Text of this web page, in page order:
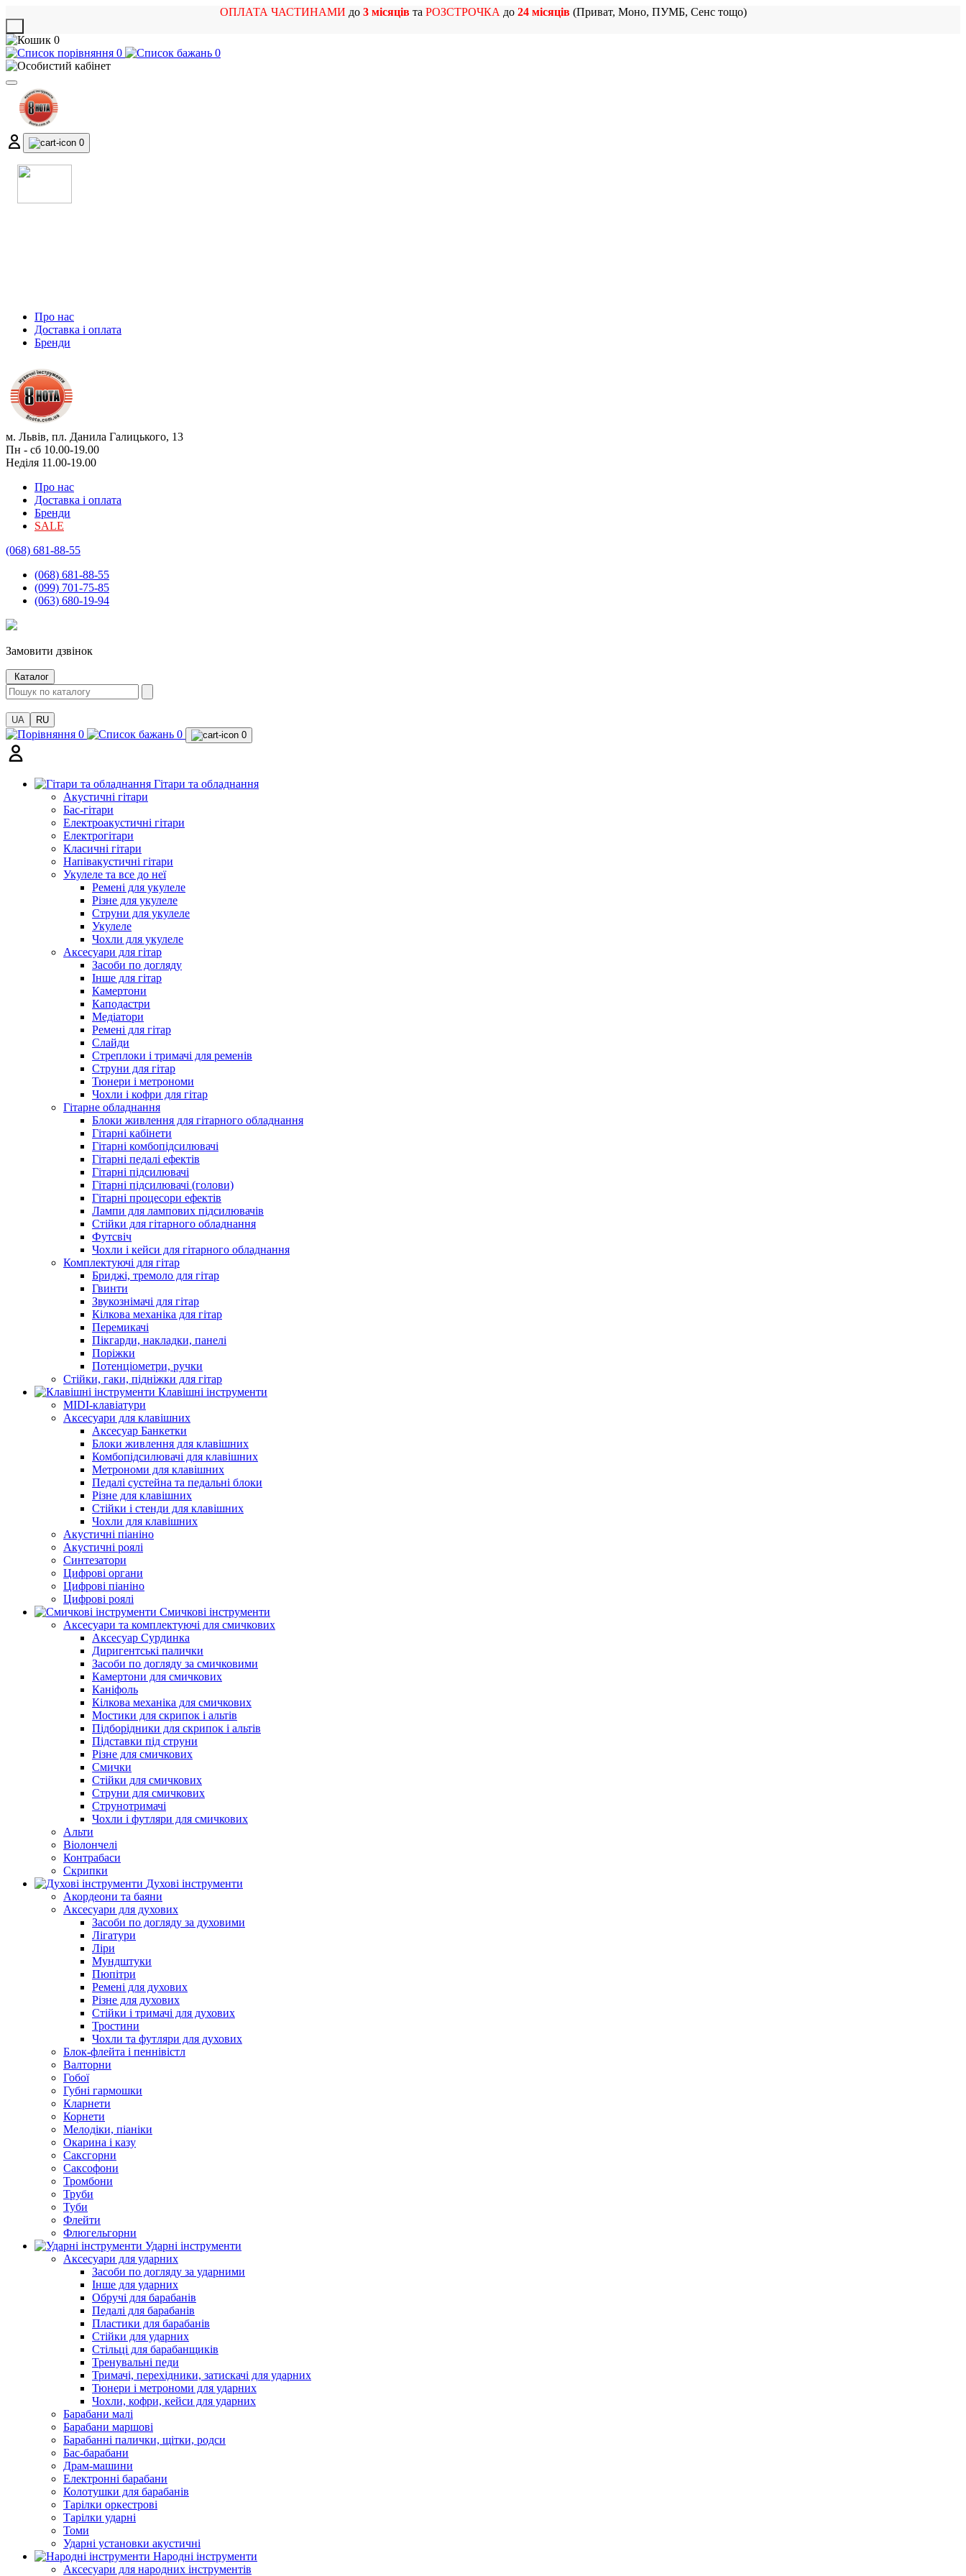
ОПЛАТА ЧАСТИНАМИ до 3 місяцівта РОЗСТРОЧКА до 24 місяців(Приват, Моно, ПУМБ, Сенс тощо)
0
0
0
0
Про нас
Доставка і оплата
Бренди
м. Львів, пл. Данила Галицького, 13
Пн - сб 10.00-19.00
Неділя 11.00-19.00
Про нас
Доставка і оплата
Бренди
SALE
(068) 681-88-55
(068) 681-88-55
(099) 701-75-85
(063) 680-19-94
Замовити дзвінок
Каталог
UA RU
0 0 0
Гітари та обладнання
Акустичні гітари
Бас-гітари
Електроакустичні гітари
Електрогітари
Класичні гітари
Напівакустичні гітари
Укулеле та все до неї
Ремені для укулеле
Різне для укулеле
Струни для укулеле
Укулеле
Чохли для укулеле
Аксесуари для гітар
Засоби по догляду
Інше для гітар
Камертони
Каподастри
Медіатори
Ремені для гітар
Слайди
Стреплоки і тримачі для ременів
Струни для гітар
Тюнери і метрономи
Чохли і кофри для гітар
Гітарне обладнання
Блоки живлення для гітарного обладнання
Гітарні кабінети
Гітарні комбопідсилювачі
Гітарні педалі ефектів
Гітарні підсилювачі
Гітарні підсилювачі (голови)
Гітарні процесори ефектів
Лампи для лампових підсилювачів
Стійки для гітарного обладнання
Футсвіч
Чохли і кейси для гітарного обладнання
Комплектуючі для гітар
Бриджі, тремоло для гітар
Гвинти
Звукознімачі для гітар
Кілкова механіка для гітар
Перемикачі
Пікгарди, накладки, панелі
Поріжки
Потенціометри, ручки
Стійки, гаки, підніжки для гітар
Клавішні інструменти
MIDI-клавіатури
Аксесуари для клавішних
Аксесуар Банкетки
Блоки живлення для клавішних
Комбопідсилювачі для клавішних
Метрономи для клавішних
Педалі сустейна та педальні блоки
Різне для клавішних
Стійки і стенди для клавішних
Чохли для клавішних
Акустичні піаніно
Акустичні роялі
Синтезатори
Цифрові органи
Цифрові піаніно
Цифрові роялі
Смичкові інструменти
Аксесуари та комплектуючі для смичкових
Аксесуар Сурдинка
Диригентські палички
Засоби по догляду за смичковими
Камертони для смичкових
Каніфоль
Кілкова механіка для смичкових
Мостики для скрипок і альтів
Підборiдники для скрипок і альтів
Підставки під струни
Різне для смичкових
Смички
Стійки для смичкових
Струни для смичкових
Струнотримачі
Чохли і футляри для смичкових
Альти
Віолончелі
Контрабаси
Скрипки
Духові інструменти
Акордеони та баяни
Аксесуари для духових
Засоби по догляду за духовими
Лігатури
Ліри
Мундштуки
Пюпітри
Ремені для духових
Різне для духових
Стійки і тримачі для духових
Тростини
Чохли та футляри для духових
Блок-флейта і пеннівістл
Валторни
Гобої
Губні гармошки
Кларнети
Корнети
Мелодіки, піаніки
Окарина і казу
Саксгорни
Саксофони
Тромбони
Труби
Туби
Флейти
Флюгельгорни
Ударні інструменти
Аксесуари для ударних
Засоби по догляду за ударними
Інше для ударних
Обручі для барабанів
Педалі для барабанів
Пластики для барабанів
Стійки для ударних
Стільці для барабанщиків
Тренувальні педи
Тримачі, перехідники, затискачі для ударних
Тюнери і метрономи для ударних
Чохли, кофри, кейси для ударних
Барабани малі
Барабани маршові
Барабанні палички, щітки, родси
Бас-барабани
Драм-машини
Електронні барабани
Колотушки для барабанів
Тарілки оркестрові
Тарілки ударні
Томи
Ударні установки акустичні
Народні інструменти
Аксесуари для народних інструментів